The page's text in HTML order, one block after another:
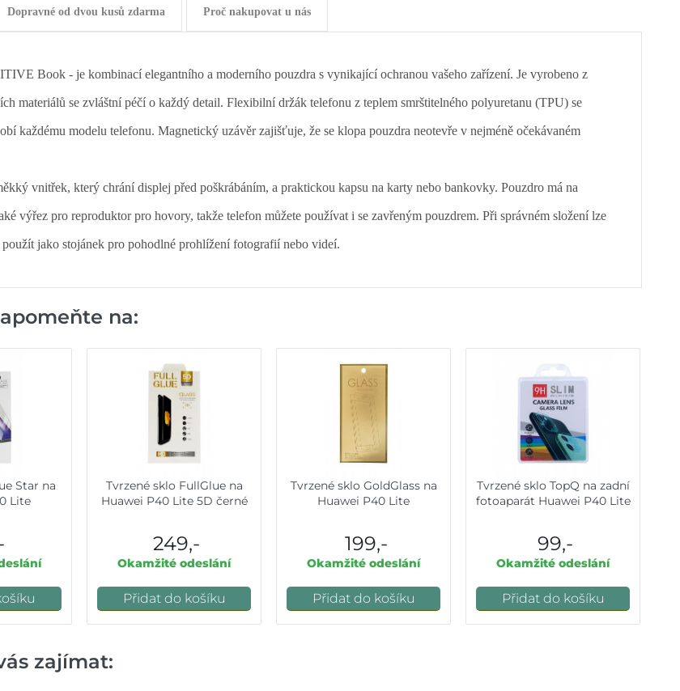
Dopravné od dvou kusů zdarma Proč nakupovat u nás
Book - je kombinací elegantního a moderního pouzdra s vynikající ochranou vašeho zařízení. Je vyrobeno z
materiálů se zvláštní péčí o každý detail. Flexibilní držák telefonu z teplem smrštitelného polyuretanu (TPU) se
každému modelu telefonu. Magnetický uzávěr zajišťuje, že se klopa pouzdra neotevře v nejméně očekávaném
vnitřek, který chrání displej před poškrábáním, a praktickou kapsu na karty nebo bankovky. Pouzdro má na
výřez pro reproduktor pro hovory, takže telefon můžete používat i se zavřeným pouzdrem. Při správném složení lze
jako stojánek pro pohodlné prohlížení fotografií nebo videí.
na:
Star na
Lite
Tvrzené sklo FullGlue na
Huawei P40 Lite 5D černé
249,-
Okamžité odeslání
Přidat do košíku
Tvrzené sklo GoldGlass na
Huawei P40 Lite
199,-
Okamžité odeslání
Přidat do košíku
Tvrzené sklo TopQ na zadní
fotoaparát Huawei P40 Lite
99,-
Okamžité odeslání
Přidat do košíku
zajímat: